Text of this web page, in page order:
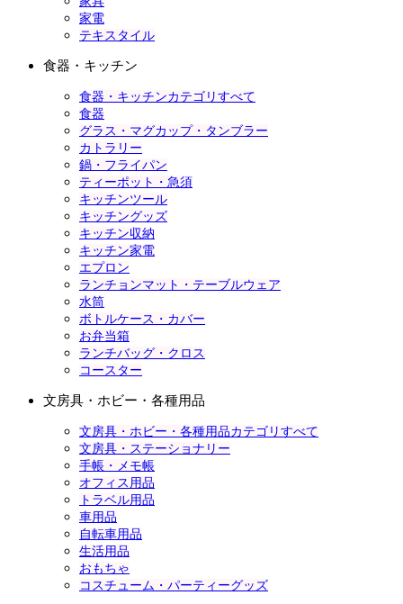
家電
テキスタイル
食器・キッチン
食器・キッチンカテゴリすべて
食器
グラス・マグカップ・タンブラー
カトラリー
鍋・フライパン
ティーポット・急須
キッチンツール
キッチングッズ
キッチン収納
キッチン家電
エプロン
ランチョンマット・テーブルウェア
水筒
ボトルケース・カバー
お弁当箱
ランチバッグ・クロス
コースター
文房具・ホビー・各種用品
文房具・ホビー・各種用品カテゴリすべて
文房具・ステーショナリー
手帳・メモ帳
オフィス用品
トラベル用品
車用品
自転車用品
生活用品
おもちゃ
コスチューム・パーティーグッズ